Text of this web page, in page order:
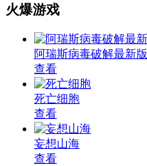
火爆游戏
阿瑞斯病毒破解最新版
查看
死亡细胞
查看
妄想山海
查看